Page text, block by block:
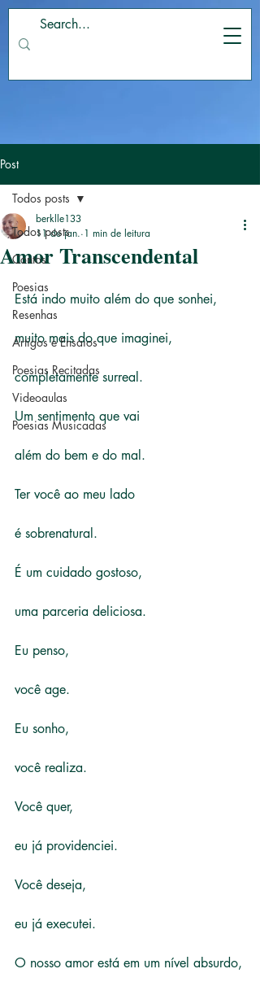
Post
Todos posts
Contos
Poesias
Resenhas
Artigos e Ensaios
Poesias Recitadas
Videoaulas
Poesias Musicadas
Todos posts
Amor Transcendental
berklle133
11 de jan. 1 min de leitura
Está indo muito além do que sonhei,
muito mais do que imaginei,
completamente surreal.
Um sentimento que vai
além do bem e do mal.
Ter você ao meu lado
é sobrenatural.
É um cuidado gostoso,
uma parceria deliciosa.
Eu penso,
você age.
Eu sonho,
você realiza.
Você quer,
eu já providenciei.
Você deseja,
eu já executei.
O nosso amor está em um nível absurdo,